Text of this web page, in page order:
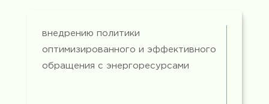
внедрению политики
оптимизированного и эффективного
обращения с энергоресурсами